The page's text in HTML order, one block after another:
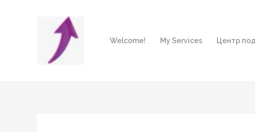
содержимому
Welcome! My Services Центр